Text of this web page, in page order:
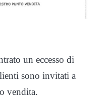
un eccesso di
sono invitati a
vendita.